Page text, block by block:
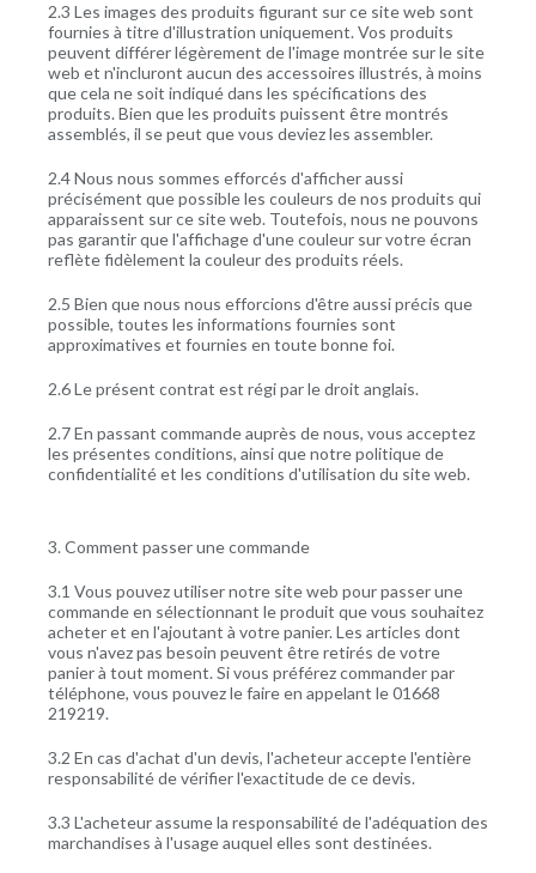
2.3 Les images des produits figurant sur ce site web sont
fournies à titre d'illustration uniquement. Vos produits
peuvent différer légèrement de l'image montrée sur le site
web et n'incluront aucun des accessoires illustrés, à moins
que cela ne soit indiqué dans les spécifications des
produits. Bien que les produits puissent être montrés
assemblés, il se peut que vous deviez les assembler.
2.4 Nous nous sommes efforcés d'afficher aussi
précisément que possible les couleurs de nos produits qui
apparaissent sur ce site web. Toutefois, nous ne pouvons
pas garantir que l'affichage d'une couleur sur votre écran
reflète fidèlement la couleur des produits réels.
2.5 Bien que nous nous efforcions d'être aussi précis que
possible, toutes les informations fournies sont
approximatives et fournies en toute bonne foi.
2.6 Le présent contrat est régi par le droit anglais.
2.7 En passant commande auprès de nous, vous acceptez
les présentes conditions, ainsi que notre politique de
confidentialité et les conditions d'utilisation du site web.
3. Comment passer une commande
3.1 Vous pouvez utiliser notre site web pour passer une
commande en sélectionnant le produit que vous souhaitez
acheter et en l'ajoutant à votre panier. Les articles dont
vous n'avez pas besoin peuvent être retirés de votre
panier à tout moment. Si vous préférez commander par
téléphone, vous pouvez le faire en appelant le 01668
219219.
3.2 En cas d'achat d'un devis, l'acheteur accepte l'entière
responsabilité de vérifier l'exactitude de ce devis.
3.3 L'acheteur assume la responsabilité de l'adéquation des
marchandises à l'usage auquel elles sont destinées.